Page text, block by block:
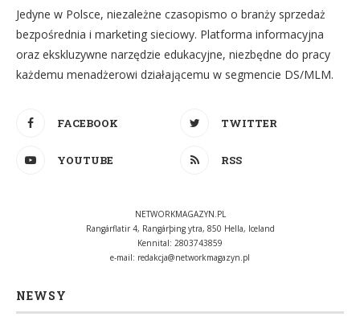
Jedyne w Polsce, niezależne czasopismo o branży sprzedaż
bezpośrednia i marketing sieciowy. Platforma informacyjna
oraz ekskluzywne narzędzie edukacyjne, niezbędne do pracy
każdemu menadżerowi działającemu w segmencie DS/MLM.
FACEBOOK TWITTER
YOUTUBE RSS
NETWORKMAGAZYN.PL
Rangárflatir 4, Rangárþing ytra, 850 Hella, Iceland
Kennital: 2803743859
e-mail: redakcja@networkmagazyn.pl
NEWSY